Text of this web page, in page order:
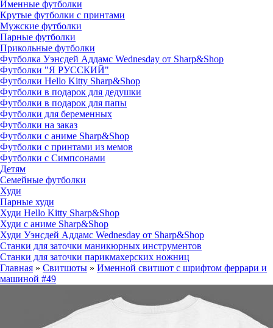
Именные футболки
Крутые футболки с принтами
Мужские футболки
Парные футболки
Прикольные футболки
Футболка Уэнсдей Аддамс Wednesday от Sharp&Shop
Футболки "Я РУССКИЙ"
Футболки Hello Kitty Sharp&Shop
Футболки в подарок для дедушки
Футболки в подарок для папы
Футболки для беременных
Футболки на заказ
Футболки с аниме Sharp&Shop
Футболки с принтами из мемов
Футболки с Симпсонами
Детям
Семейные футболки
Худи
Парные худи
Худи Hello Kitty Sharp&Shop
Худи с аниме Sharp&Shop
Худи Уэнсдей Аддамс Wednesday от Sharp&Shop
Станки для заточки маникюрных инструментов
Станки для заточки парикмахерских ножниц
Главная » Свитшоты » Именной свитшот с шрифтом феррари и
машиной #49